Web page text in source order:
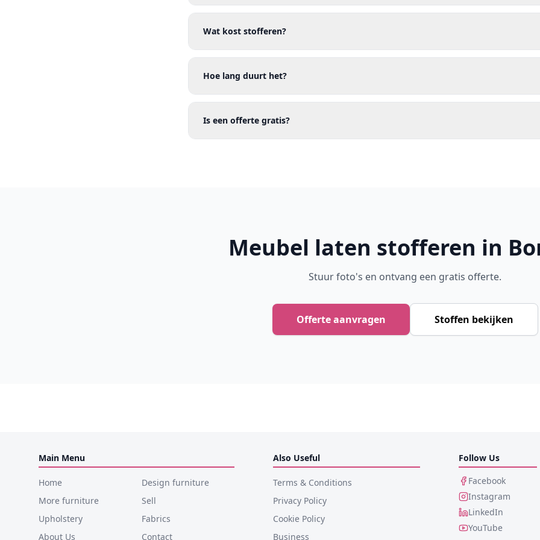
Wat kost stofferen?
Hoe lang duurt het?
Is een offerte gratis?
Meubel laten stofferen in
Stuur foto's en ontvang een gratis offerte.
Offerte aanvragen Stoffen bekijken
Main Menu
Home
Design furniture
More furniture
Sell
Upholstery
Fabrics
About Us
Contact
Also Useful
Terms & Conditions
Privacy Policy
Cookie Policy
Business
Follow Us
Facebook
Instagram
LinkedIn
YouTube